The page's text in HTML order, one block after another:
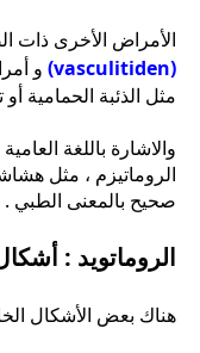
الأمراض الأخرى ذات
(vasculitiden)
و
مثل الذئبة الحمامية
والاشارة باللغة
الروماتيزم ، مثل
صحيح بالمعنى الطبي .
الروماتويد :
هناك بعض الأشكال